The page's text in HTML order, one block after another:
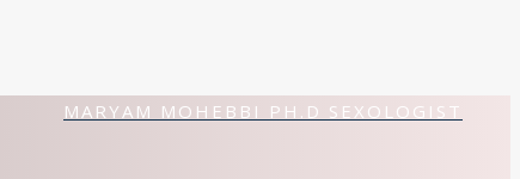
MARYAM MOHEBBI PH.D SEXOLOGIST